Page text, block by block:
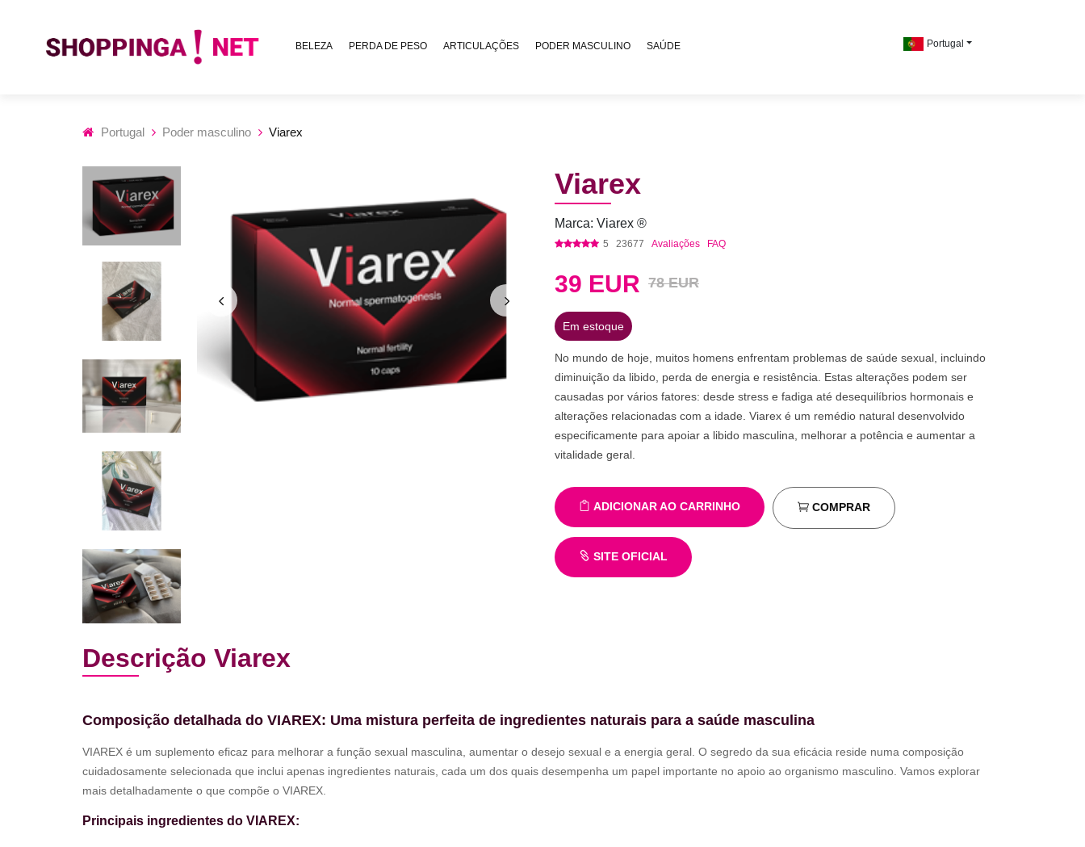
BELEZA PERDA DE PESO ARTICULAÇÕES PODER MASCULINO SAÚDE Portugal
Portugal Poder masculino Viarex
Viarex
Marca: Viarex ®
5 23677 Avaliações FAQ
39 EUR 78 EUR
Em estoque
No mundo de hoje, muitos homens enfrentam problemas de saúde sexual, incluindo
diminuição da libido, perda de energia e resistência. Estas alterações podem ser
causadas por vários fatores: desde stress e fadiga até desequilíbrios hormonais e
alterações relacionadas com a idade. Viarex é um remédio natural desenvolvido
especificamente para apoiar a libido masculina, melhorar a potência e aumentar a
vitalidade geral.
ADICIONAR AO CARRINHO COMPRAR
SITE OFICIAL
Descrição Viarex
Composição detalhada do VIAREX: Uma mistura perfeita de ingredientes naturais para a saúde masculina
VIAREX é um suplemento eficaz para melhorar a função sexual masculina, aumentar o desejo sexual e a energia geral. O segredo da sua eficácia reside numa composição
cuidadosamente selecionada que inclui apenas ingredientes naturais, cada um dos quais desempenha um papel importante no apoio ao organismo masculino. Vamos explorar
mais detalhadamente o que compõe o VIAREX.
Principais ingredientes do VIAREX: